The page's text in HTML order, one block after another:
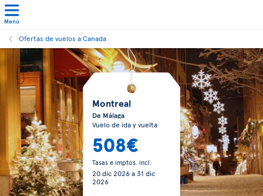
Menú
Ofertas de vuelos a Canada
Montreal
De Málaga
Vuelo de ida y vuelta
508€
Tasas e imptos. incl.
20 dic 2026a 31 dic
2026